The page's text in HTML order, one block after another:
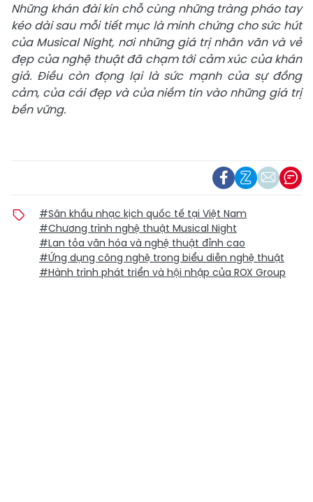
Những khán đài kín chỗ cùng những tràng pháo tay
kéo dài sau mỗi tiết mục là minh chứng cho sức hút
của Musical Night, nơi những giá trị nhân văn và vẻ
đẹp của nghệ thuật đã chạm tới cảm xúc của khán
giả. Điều còn đọng lại là sức mạnh của sự đồng
cảm, của cái đẹp và của niềm tin vào những giá trị
bền vững.
#Sân khấu nhạc kịch quốc tế tại Việt Nam
#Chương trình nghệ thuật Musical Night
#Lan tỏa văn hóa và nghệ thuật đỉnh cao
#Ứng dụng công nghệ trong biểu diễn nghệ thuật
#Hành trình phát triển và hội nhập của ROX Group